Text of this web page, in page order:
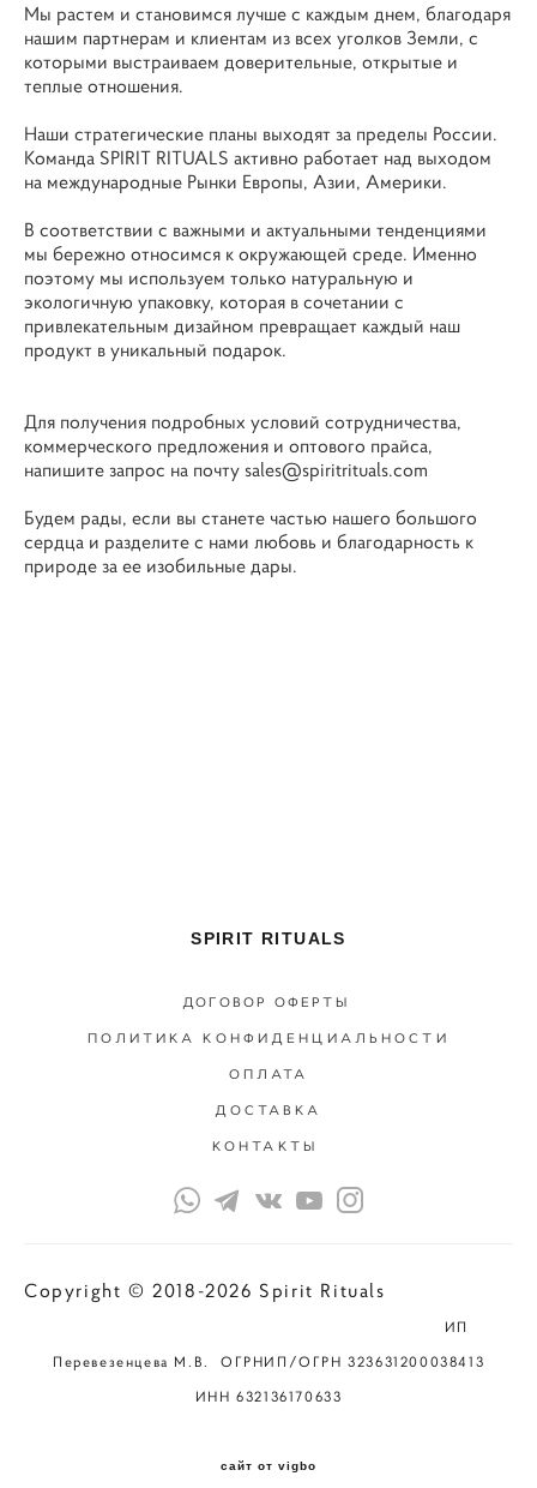
Мы растем и становимся лучше с каждым днем, благодаря
нашим партнерам и клиентам из всех уголков Земли, с
которыми выстраиваем доверительные, открытые и
теплые отношения.
Наши стратегические планы выходят за пределы России.
Команда SPIRIT RITUALS активно работает над выходом
на международные Рынки Европы, Азии, Америки.
В соответствии с важными и актуальными тенденциями
мы бережно относимся к окружающей среде. Именно
поэтому мы используем только натуральную и
экологичную упаковку, которая в сочетании с
привлекательным дизайном превращает каждый наш
продукт в уникальный подарок.
Для получения подробных условий сотрудничества,
коммерческого предложения и оптового прайса,
напишите запрос на почту sales@spiritrituals.com
Будем рады, если вы станете частью нашего большого
сердца и разделите с нами любовь и благодарность к
природе за ее изобильные дары.
SPIRIT RITUALS
ДОГОВОР ОФЕРТЫ
ПОЛИТИКА КОНФИДЕНЦИАЛЬНОСТИ
ОПЛАТА
ДОСТАВКА
КОНТАКТЫ
Copyright © 2018-2026 Spirit Rituals
ИП
Перевезенцева М.В. ОГРНИП/ОГРН 323631200038413
ИНН 632136170633
сайт от vigbo